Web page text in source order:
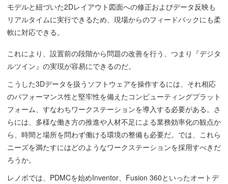
モデルと紐づいた2Dレイアウト図面への修正およびデータ反映も
リアルタイムに実行できるため、現場からのフィードバックにも柔
軟に対応できる。
これにより、設置前の段階から問題の改善を行う、つまり『デジタ
ルツイン』の実現が容易にできるのだ。
こうした3Dデータを扱うソフトウェアを操作するには、それ相応
のパフォーマンス性と堅牢性を備えたコンピューティングプラット
フォーム、すなわちワークステーションを導入する必要がある。さ
らには、多様な働き方の推進や人材不足による業務効率化の観点か
ら、時間と場所を問わず働ける環境の整備も必要だ。では、これら
ニーズを満たすにはどのようなワークステーションを採用すべきだ
ろうか。
レノボでは、PDMCを始めInventor、Fusion 360といったオートデ